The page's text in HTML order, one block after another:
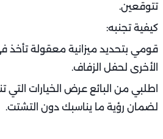
تتوقعين.
كيفية تجنبه:
قومي بتحديد ميزانية معقولة تأخذ في
الأخرى لحفل الزفاف.
اطلبي من البائع عرض الخيارات التي
لضمان رؤية ما يناسبك دون التشتت.